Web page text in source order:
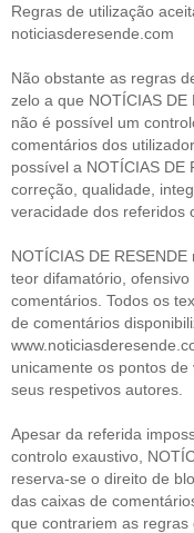
Regras de utilização
noticiasderesende.com
Não obstante as regras
zelo a que NOTÍCIAS DE
não é possível um
comentários dos
possível a NOTÍCIAS DE
correção, qualidade,
veracidade dos referidos
NOTÍCIAS DE
teor difamatório, ofensivo
comentários. Todos os
de comentários
unicamente os pontos
seus respetivos autores.
Apesar da referida
controlo exaustivo,
reserva-se o direito de
das caixas de
que contrariem as